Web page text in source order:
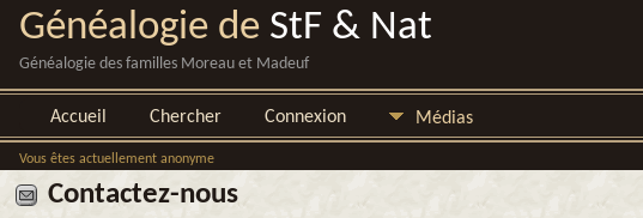
Généalogie de StF & Nat
Généalogie des familles Moreau et Madeuf
Accueil Chercher Connexion Médias
Vous êtes actuellement anonyme
Contactez-nous